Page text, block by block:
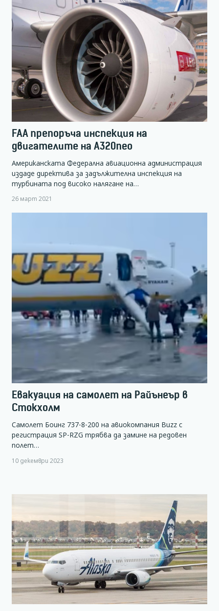
FAA препоръча инспекция на
двигателите на А320neo
Американската Федерална авиационна администрация
издаде директива за задължителна инспекция на
турбината под високо налягане на…
26 март 2021
Евакуация на самолет на Райънеър в
Стокхолм
Самолет Боинг 737-8-200 на авиокомпания Buzz с
регистрация SP-RZG трябва да замине на редовен
полет…
10 декември 2023